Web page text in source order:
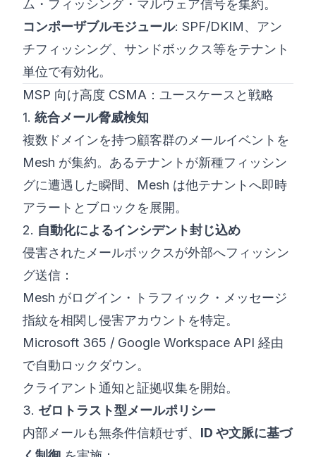
ム・フィッシング・マルウェア信号を集約。
コンポーザブルモジュール: SPF/DKIM、アン
チフィッシング、サンドボックス等をテナント
単位で有効化。
MSP 向け高度 CSMA：ユースケースと戦略
1. 統合メール脅威検知
複数ドメインを持つ顧客群のメールイベントを
Mesh が集約。あるテナントが新種フィッシン
グに遭遇した瞬間、Mesh は他テナントへ即時
アラートとブロックを展開。
2. 自動化によるインシデント封じ込め
侵害されたメールボックスが外部へフィッシン
グ送信：
Mesh がログイン・トラフィック・メッセージ
指紋を相関し侵害アカウントを特定。
Microsoft 365 / Google Workspace API 経由
で自動ロックダウン。
クライアント通知と証拠収集を開始。
3. ゼロトラスト型メールポリシー
内部メールも無条件信頼せず、 ID や文脈に基づ